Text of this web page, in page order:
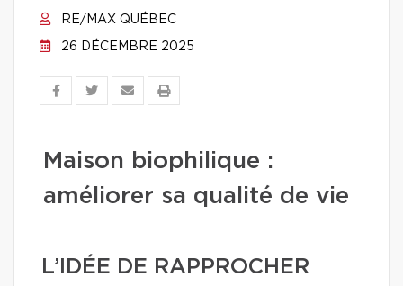
RE/MAX QUÉBEC
26 DÉCEMBRE 2025
Maison biophilique :
améliorer sa qualité de vie
L’IDÉE DE RAPPROCHER